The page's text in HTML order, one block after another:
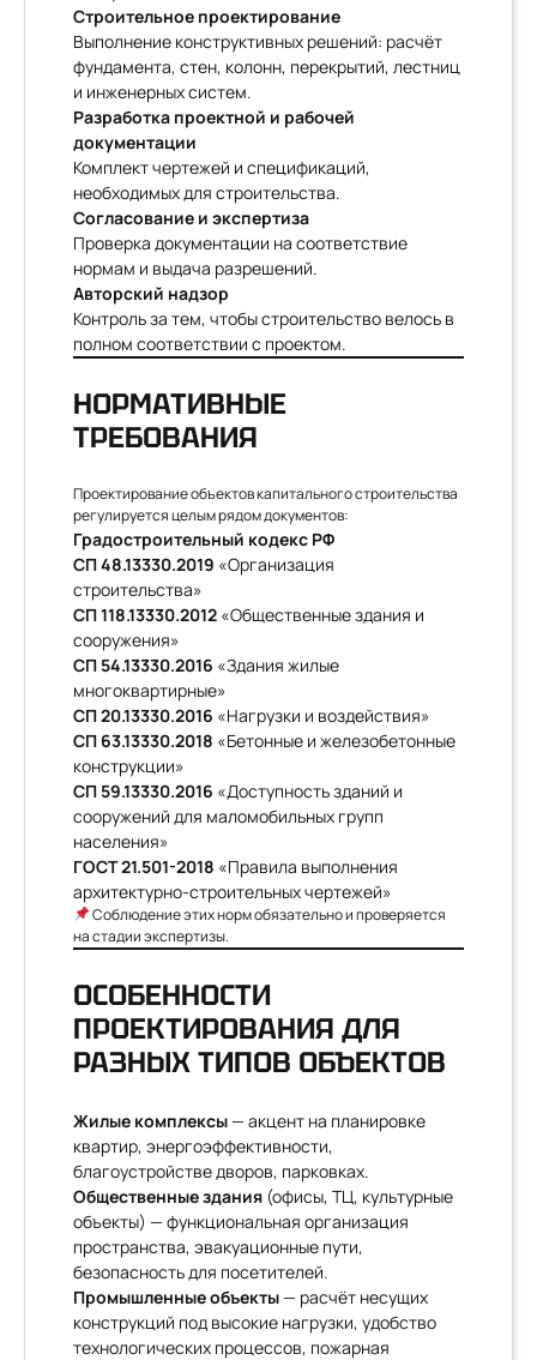
Строительное проектирование
Выполнение конструктивных решений: расчёт
фундамента, стен, колонн, перекрытий, лестниц
и инженерных систем.
Разработка проектной и рабочей
документации
Комплект чертежей и спецификаций,
необходимых для строительства.
Согласование и экспертиза
Проверка документации на соответствие
нормам и выдача разрешений.
Авторский надзор
Контроль за тем, чтобы строительство велось в
полном соответствии с проектом.
НОРМАТИВНЫЕ
ТРЕБОВАНИЯ
Проектирование объектов капитального строительства
регулируется целым рядом документов:
Градостроительный кодекс РФ
СП 48.13330.2019 «Организация
строительства»
СП 118.13330.2012 «Общественные здания и
сооружения»
СП 54.13330.2016 «Здания жилые
многоквартирные»
СП 20.13330.2016 «Нагрузки и воздействия»
СП 63.13330.2018 «Бетонные и железобетонные
конструкции»
СП 59.13330.2016 «Доступность зданий и
сооружений для маломобильных групп
населения»
ГОСТ 21.501-2018 «Правила выполнения
архитектурно-строительных чертежей»
Соблюдение этих норм обязательно и проверяется
на стадии экспертизы.
ОСОБЕННОСТИ
ПРОЕКТИРОВАНИЯ ДЛЯ
РАЗНЫХ ТИПОВ ОБЪЕКТОВ
Жилые комплексы— акцент на планировке
квартир, энергоэффективности,
благоустройстве дворов, парковках.
Общественные здания (офисы, ТЦ, культурные
объекты) — функциональная организация
пространства, эвакуационные пути,
безопасность для посетителей.
Промышленные объекты— расчёт несущих
конструкций под высокие нагрузки, удобство
технологических процессов, пожарная